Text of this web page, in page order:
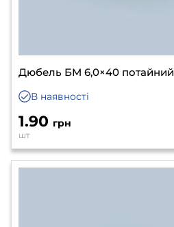
Дюбель БМ 6,0×40 потайний
В наявності
1.90 грн
шт